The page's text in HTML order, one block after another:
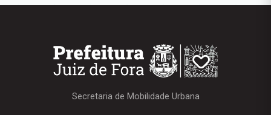
Secretaria de Mobilidade Urbana